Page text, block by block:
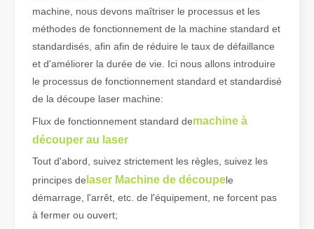
Qu'est-ce que la découpe laser de tubes ?
La découpe laser de tubes est une technologie clé dans une
machine, nous devons maîtriser le processus et les
méthodes de fonctionnement de la machine standard et
standardisés, afin afin de réduire le taux de défaillance
et d'améliorer la durée de vie. Ici nous allons introduire
le processus de fonctionnement standard et standardisé
de la découpe laser machine:
Flux de fonctionnement standard demachine à
découper au laser
Tout d'abord, suivez strictement les règles, suivez les
principes de laser Machine de découpele
démarrage, l'arrêt, etc. de l'équipement, ne forcent pas
à fermer ou ouvert;